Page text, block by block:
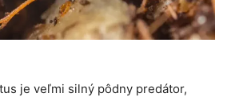
je veľmi silný pôdny predátor,